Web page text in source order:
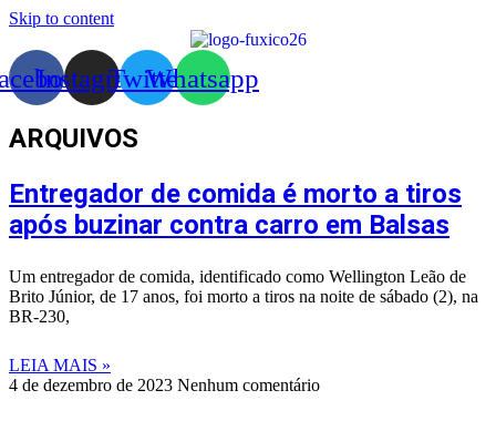
Skip to content
InstagramTwitterWhatsapp
ARQUIVOS
Entregador de comida é morto a tiros
após buzinar contra carro em Balsas
Um entregador de comida, identificado como Wellington Leão de
Brito Júnior, de 17 anos, foi morto a tiros na noite de sábado (2), na
BR-230,
LEIA MAIS »
4 de dezembro de 2023 Nenhum comentário